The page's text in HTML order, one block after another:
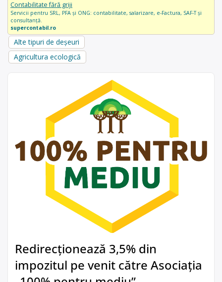
Contabilitate fără griji
Servicii pentru SRL, PFA și ONG: contabilitate, salarizare, e-Factura, SAF-T și
consultanță.
supercontabil.ro
Alte tipuri de deșeuri
Agricultura ecologică
Redirecționează 3,5% din
impozitul pe venit către Asociația